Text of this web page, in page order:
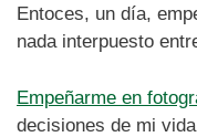
Entoces, un día,
nada interpuesto
Empeñarme en
decisiones de mi